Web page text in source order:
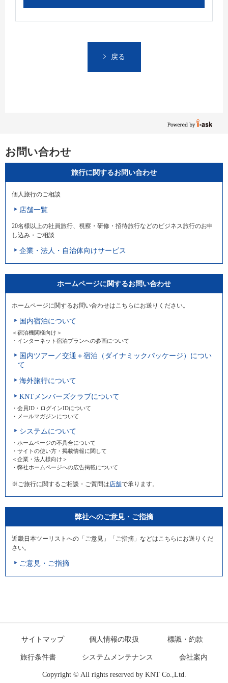
戻る
お問い合わせ
旅行に関するお問い合わせ
個人旅行のご相談
店舗一覧
20名様以上の社員旅行、視察・研修・招待旅行などのビジネス旅行のお申
し込み・ご相談
企業・法人・自治体向けサービス
ホームページに関するお問い合わせ
ホームページに関するお問い合わせはこちらにお送りください。
国内宿泊について
＜宿泊機関様向け＞
・インターネット宿泊プランへの参画について
国内ツアー／交通＋宿泊（ダイナミックパッケージ）につい
て
海外旅行について
KNTメンバーズクラブについて
・会員ID・ログインIDについて
・メールマガジンについて
システムについて
・ホームページの不具合について
・サイトの使い方・掲載情報に関して
＜企業・法人様向け＞
・弊社ホームページへの広告掲載について
※ご旅行に関するご相談・ご質問は 店舗で承ります。
弊社へのご意見・ご指摘
近畿日本ツーリストへの「ご意見」「ご指摘」などはこちらにお送りくだ
さい。
ご意見・ご指摘
サイトマップ 個人情報の取扱 標識・約款
旅行条件書 システムメンテナンス 会社案内
Copyright © All rights reserved by KNT Co.,Ltd.